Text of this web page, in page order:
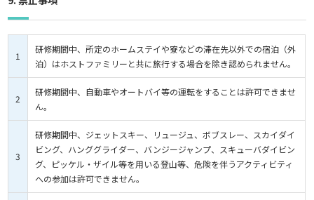
1
研修期間中、所定のホームステイや寮などの滞在先以外での宿泊（外
泊）はホストファミリーと共に旅行する場合を除き認められません。
2
研修期間中、自動車やオートバイ等の運転をすることは許可できませ
ん。
3
研修期間中、ジェットスキー、リュージュ、ボブスレー、スカイダイ
ビング、ハンググライダー、バンジージャンプ、スキューバダイビン
グ、ピッケル・ザイル等を用いる登山等、危険を伴うアクティビティ
への参加は許可できません。